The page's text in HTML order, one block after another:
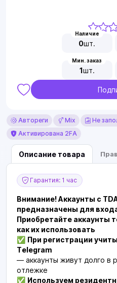
Наличие
0шт.
Мин. заказ
1шт.
Автореги Mix Не
Активирована 2FA
Описание товара
Гарантия: 1 час
Внимание! Аккаунты с
предназначены для
Приобретайте аккаунты
как их использовать
✅ При регистрации
Telegram
— аккаунты живут долго в
отлежке
✅ Используем